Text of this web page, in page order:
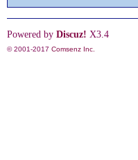
Powered by Discuz! X3.4
© 2001-2017 Comsenz Inc.